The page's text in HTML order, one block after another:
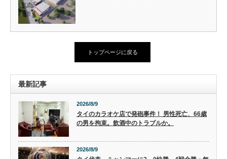
トップページに戻る
最新記事
2026/8/9
タイのカラオケ店で発砲事件！ 男性死亡、66歳
の男を拘束。飲酒中のトラブルか。
2026/8/9